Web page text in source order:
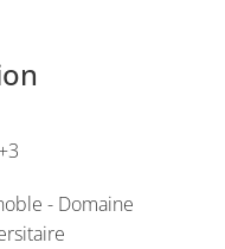
sélection des
étrangers
- Domaine